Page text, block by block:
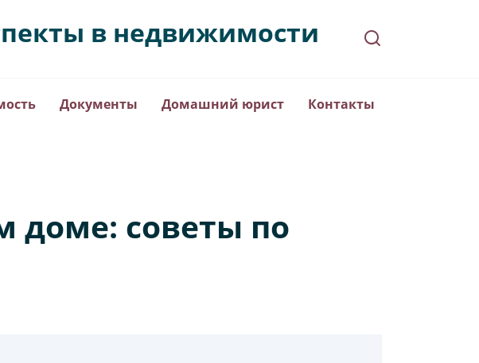
в недвижимости
Документы Домашний юрист Контакты
доме: советы по